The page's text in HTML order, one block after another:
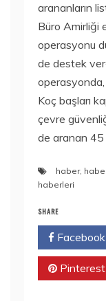
arananların
Büro Amirliği
operasyonu
de destek
operasyonda,
Koç başları
çevre
de aranan 45
haber,
haberleri
SHARE
Facebook
Pinterest